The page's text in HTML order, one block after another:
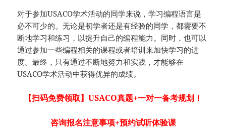
对于参加USACO学术活动的同学来说，学习编程语言是
必不可少的。无论是初学者还是有经验的同学，都需要不
断地学习和练习，以提升自己的编程能力。同时，也可以
通过参加一些编程相关的课程或者培训来加快学习的进
度。最终，只有通过不断地努力和实践，才能够在
USACO学术活动中获得优异的成绩。
【扫码免费领取】USACO真题+一对一备考规划！
咨询报名注意事项+预约试听体验课